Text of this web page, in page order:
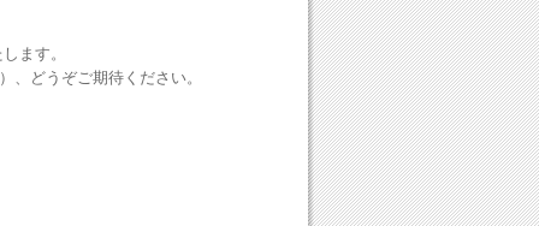
ます。
、どうぞご期待ください。